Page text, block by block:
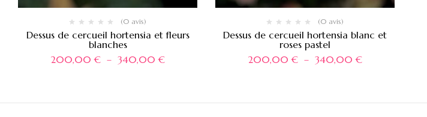
(0 avis)
Dessus de cercueil hortensia et fleurs
blanches
200,00€ – 340,00€
(0 avis)
Dessus de cercueil hortensia blanc et
roses pastel
200,00€ – 340,00€